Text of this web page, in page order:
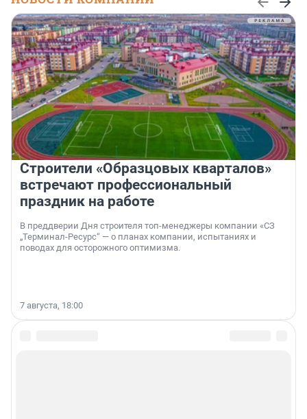
Строители «Образцовых кварталов»
встречают профессиональный
праздник на работе
В преддверии Дня строителя топ-менеджеры компании «СЗ
„Терминал-Ресурс“ — о планах компании, испытаниях и
поводах для осторожного оптимизма.
7 августа, 18:00